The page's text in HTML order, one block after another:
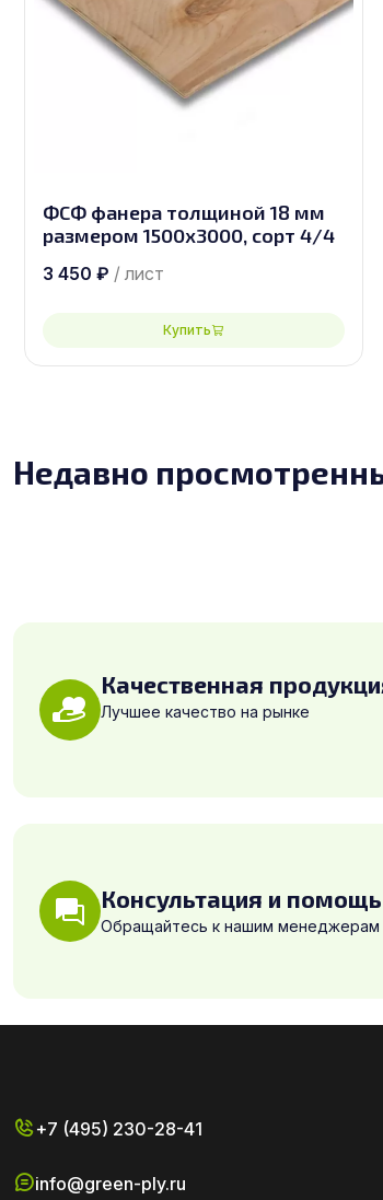
ФСФ фанера толщиной 18 мм
размером 1500х3000, сорт 4/4
3 450 ₽ / лист
Купить
Недавно
Качественная
Лучшее качество на рынке
Консультация и помощь
Обращайтесь к нашим менеджерам
+7 (495) 230-28-41
info@green-ply.ru